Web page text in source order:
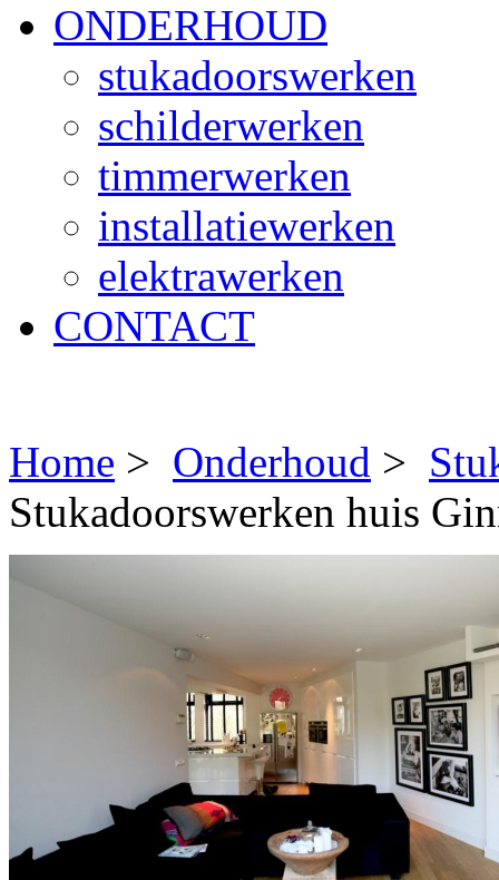
ONDERHOUD
stukadoorswerken
schilderwerken
timmerwerken
installatiewerken
elektrawerken
CONTACT
Home > Onderhoud >
Stukadoorswerken huis